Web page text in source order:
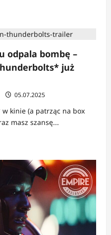
odpala bombę –
już
05.07.2025
kinie (a patrząc na box
masz szansę...